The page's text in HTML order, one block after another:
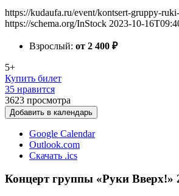
https://kudaufa.ru/event/kontsert-gruppy-
https://schema.org/InStock 2023-10-
Взрослый: от 2 400 ₽
5+
Купить билет
35 нравится
3623 просмотра
Добавить в календарь
Google Calendar
Outlook.com
Скачать .ics
Концерт группы «Руки Вверх!»